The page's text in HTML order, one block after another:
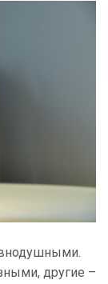
другие –